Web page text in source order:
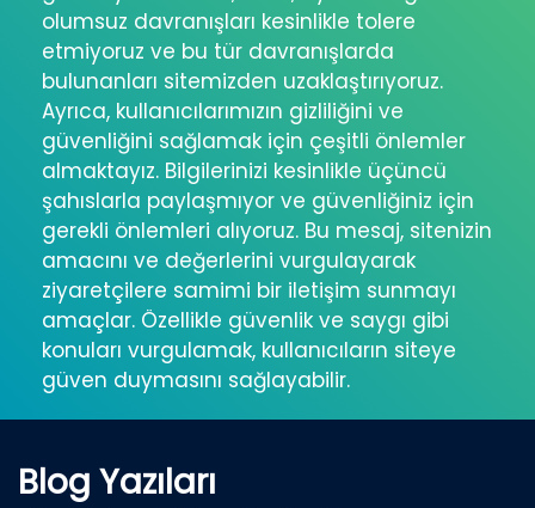
olumsuz davranışları kesinlikle tolere
etmiyoruz ve bu tür davranışlarda
bulunanları sitemizden uzaklaştırıyoruz.
Ayrıca, kullanıcılarımızın gizliliğini ve
güvenliğini sağlamak için çeşitli önlemler
almaktayız. Bilgilerinizi kesinlikle üçüncü
şahıslarla paylaşmıyor ve güvenliğiniz için
gerekli önlemleri alıyoruz. Bu mesaj, sitenizin
amacını ve değerlerini vurgulayarak
ziyaretçilere samimi bir iletişim sunmayı
amaçlar. Özellikle güvenlik ve saygı gibi
konuları vurgulamak, kullanıcıların siteye
güven duymasını sağlayabilir.
Blog Yazıları